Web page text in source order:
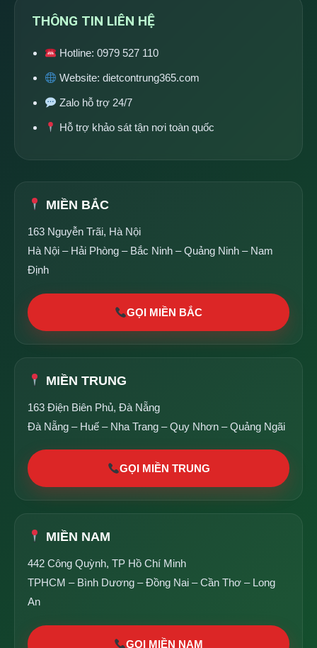
THÔNG TIN LIÊN HỆ
Hotline:0979 527 110
Website:dietcontrung365.com
Zalo hỗ trợ 24/7
Hỗ trợ khảo sát tận nơi toàn quốc
MIỀN BẮC
163 Nguyễn Trãi, Hà Nội
Hà Nội – Hải Phòng – Bắc Ninh – Quảng Ninh – Nam
Định
GỌI MIỀN BẮC
MIỀN TRUNG
163 Điện Biên Phủ, Đà Nẵng
Đà Nẵng – Huế – Nha Trang – Quy Nhơn – Quảng Ngãi
GỌI MIỀN TRUNG
MIỀN NAM
442 Công Quỳnh, TP Hồ Chí Minh
TPHCM – Bình Dương – Đồng Nai – Cần Thơ – Long
An
GỌI MIỀN NAM